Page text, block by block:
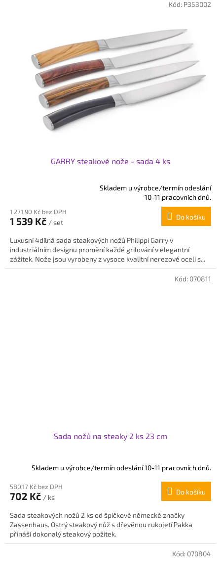
GARRY steakové nože - sada 4 ks
produktu
je
z
5
hvězdiček.
Skladem u výrobce/termín odeslání
10-11 pracovních dnů.
1 271,90 Kč bez DPH
1 539 Kč / set
Do košíku
Luxusní 4dílná sada steakových nožů Philippi Garry v
industriálním designu promění každé grilování v elegantní
zážitek. Nože jsou vyrobeny z vysoce kvalitní nerezové oceli s...
Kód: P353002
Sada nožů na steaky 2 ks 23 cm
Skladem u výrobce/termín odeslání 10-11 pracovních dnů.
580,17 Kč bez DPH
702 Kč / ks
Do košíku
Sada steakových nožů 2 ks od špičkové německé značky
Zassenhaus. Ostrý steakový nůž s dřevěnou rukojetí Pakka
přináší dokonalý steakový požitek.
Kód: 070811
Kód: 070804